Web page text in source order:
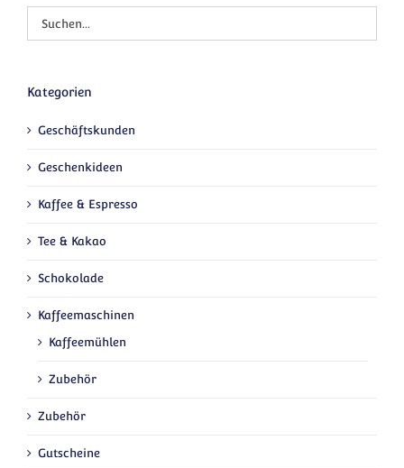
Kategorien
Geschäftskunden
Geschenkideen
Kaffee & Espresso
Tee & Kakao
Schokolade
Kaffeemaschinen
Kaffeemühlen
Zubehör
Zubehör
Gutscheine